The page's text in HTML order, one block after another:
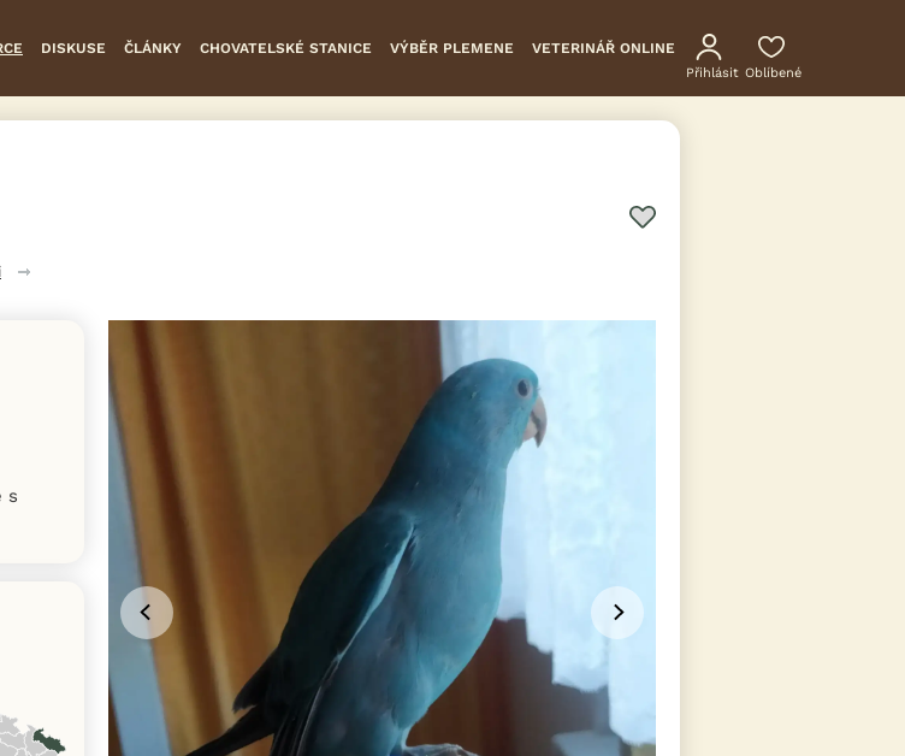
DISKUSE ČLÁNKY CHOVATELSKÉ STANICE VÝBĚR PLEMENE VETERINÁŘ ONLINE
Přihlásit Oblíbené
s